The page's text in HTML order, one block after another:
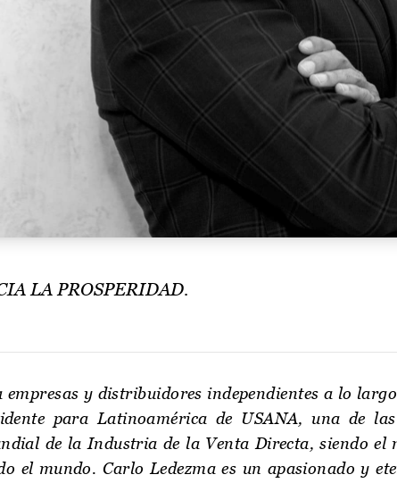
LA PROSPERIDAD.
y distribuidores independientes a lo
para Latinoamérica de USANA, una de
de la Industria de la Venta Directa, siendo el
el mundo. Carlo Ledezma es un apasionado y